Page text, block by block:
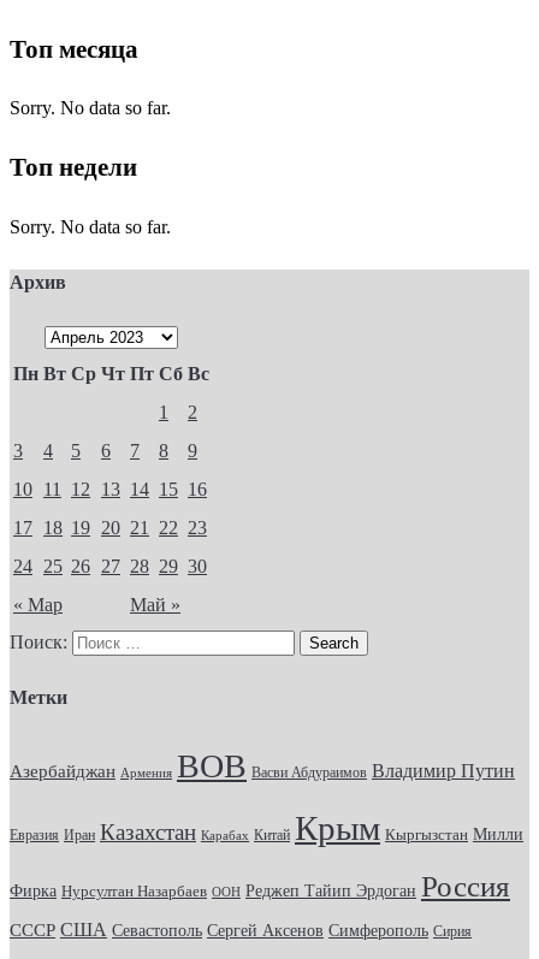
Топ месяца
Sorry. No data so far.
Топ недели
Sorry. No data so far.
Архив
Пн Вт Ср Чт Пт Сб Вс
« Мар Май »
1
2
3
4 5 6 7 8
9
10 11 12 13 14 15 16
17 18 19 20 21 22 23
24 25 26 27 28 29 30
Поиск:
Метки
Азербайджан Армения ВОВ Васви Абдураимов Владимир Путин
Евразия Иран Казахстан Карабах Китай Крым Кыргызстан Милли
Фирка Нурсултан Назарбаев ООН Реджеп Тайип Эрдоган Россия
СССР США Севастополь Сергей Аксенов Симферополь Сирия